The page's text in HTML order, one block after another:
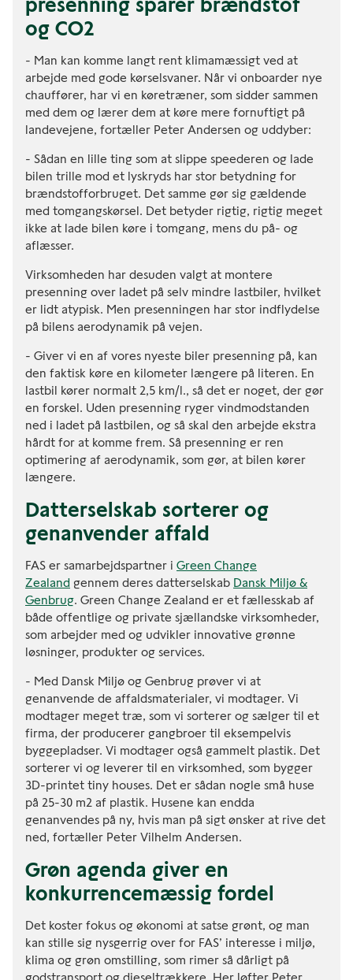
presenning sparer brændstof
og CO2
- Man kan komme langt rent klimamæssigt ved at
arbejde med gode kørselsvaner. Når vi onboarder nye
chauffører, har vi en køretræner, som sidder sammen
med dem og lærer dem at køre mere fornuftigt på
landevejene, fortæller Peter Andersen og uddyber:
- Sådan en lille ting som at slippe speederen og lade
bilen trille mod et lyskryds har stor betydning for
brændstofforbruget. Det samme gør sig gældende
med tomgangskørsel. Det betyder rigtig, rigtig meget
ikke at lade bilen køre i tomgang, mens du på- og
aflæsser.
Virksomheden har desuden valgt at montere
presenning over ladet på selv mindre lastbiler, hvilket
er lidt atypisk. Men presenningen har stor indflydelse
på bilens aerodynamik på vejen.
- Giver vi en af vores nyeste biler presenning på, kan
den faktisk køre en kilometer længere på literen. En
lastbil kører normalt 2,5 km/l., så det er noget, der gør
en forskel. Uden presenning ryger vindmodstanden
ned i ladet på lastbilen, og så skal den arbejde ekstra
hårdt for at komme frem. Så presenning er ren
optimering af aerodynamik, som gør, at bilen kører
længere.
Datterselskab sorterer og
genanvender affald
FAS er samarbejdspartner i Green Change
Zealand gennem deres datterselskab Dansk Miljø &
Genbrug. Green Change Zealand er et fællesskab af
både offentlige og private sjællandske virksomheder,
som arbejder med og udvikler innovative grønne
løsninger, produkter og services.
- Med Dansk Miljø og Genbrug prøver vi at
genanvende de affaldsmaterialer, vi modtager. Vi
modtager meget træ, som vi sorterer og sælger til et
firma, der producerer gangbroer til eksempelvis
byggepladser. Vi modtager også gammelt plastik. Det
sorterer vi og leverer til en virksomhed, som bygger
3D-printet tiny houses. Det er sådan nogle små huse
på 25-30 m2 af plastik. Husene kan endda
genanvendes på ny, hvis man på sigt ønsker at rive det
ned, fortæller Peter Vilhelm Andersen.
Grøn agenda giver en
konkurrencemæssig fordel
Det koster fokus og økonomi at satse grønt, og man
kan stille sig nysgerrig over for FAS’ interesse i miljø,
klima og grøn omstilling, som rimer så dårligt på